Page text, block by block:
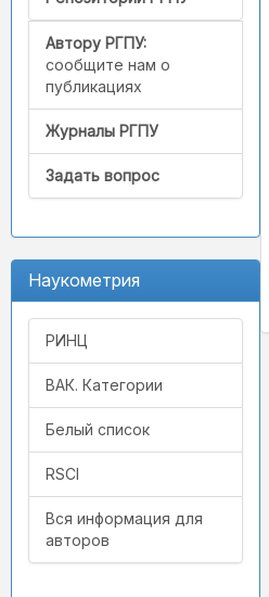
Автору РГПУ:
сообщите нам о
публикациях
Журналы РГПУ
Задать вопрос
Наукометрия
РИНЦ
ВАК. Категории
Белый список
RSCI
Вся информация для
авторов